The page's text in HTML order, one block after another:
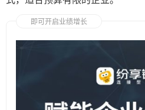
即可开启业绩增长